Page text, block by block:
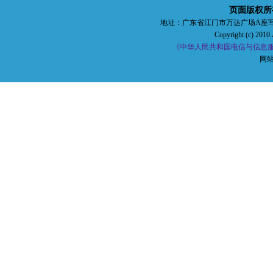
页面版权
地址：广东省江门市万达广场A座
Copyright (c)
《中华人民共和国电信与信息
网